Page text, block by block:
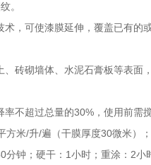
。
，可使漆膜延伸，覆盖已有的
砖砌墙体、水泥石膏板等表面
不超过总量的30%，使用前需搅
方米/升/遍（干膜厚度30微米）
分钟；硬干：1小时；重涂：2小